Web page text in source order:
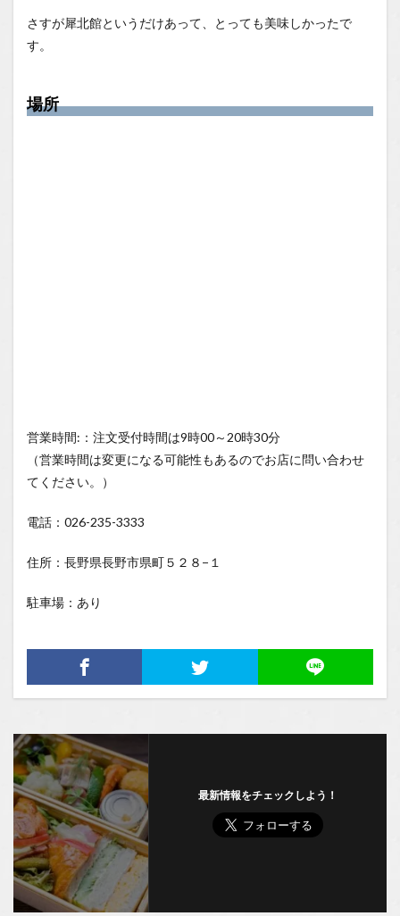
さすが犀北館というだけあって、とっても美味しかったで
す。
場所
営業時間:：注文受付時間は9時00～20時30分
（営業時間は変更になる可能性もあるのでお店に問い合わせ
てください。）
電話：026-235-3333
住所：長野県長野市県町５２８−１
駐車場：あり
最新情報をチェックしよう！